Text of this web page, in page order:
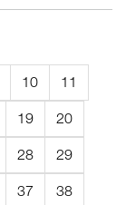
10 11
19 20
28 29
37 38